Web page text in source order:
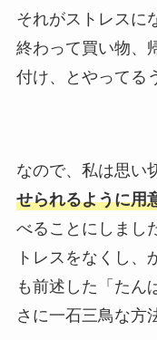
それがストレスに
終わって買い物、
付け、とやってる
なので、私は思い
せられるように用
べることにしまし
トレスをなくし、
も前述した「たん
さに一石三鳥な方